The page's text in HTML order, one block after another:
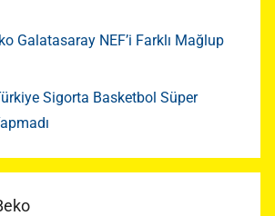
Galatasaray NEF’i Farklı Mağlup
Sigorta Basketbol Süper